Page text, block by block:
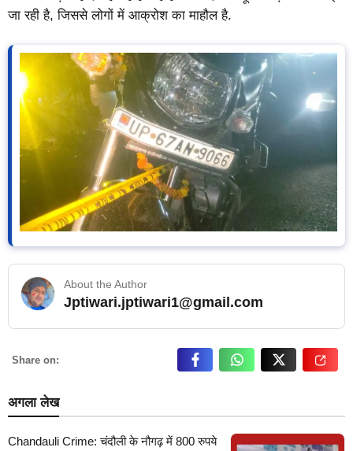
जा रही है, जिससे लोगों में आक्रोश का माहौल है.
About the Author
Jptiwari.jptiwari1@gmail.com… Read More
Share on:
अगला लेख
Chandauli Crime: चंदौली के नौगढ़ में 800 रुपये